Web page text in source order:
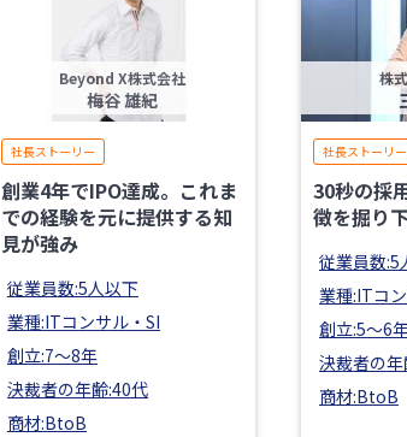
Beyond X株式会社
梅谷 雄紀
社長ストーリー
創業4年でIPO達成。これま
での経験を元に提供する知
見が強み
従業員数:5人以下
業種:ITコンサル・SI
創立:7〜8年
決裁者の年齢:40代
商材:BtoB
株
社長ストーリー
30秒の採
徴を掘り
従業員数:5
業種:ITコ
創立:5〜6
決裁者の
商材:BtoB